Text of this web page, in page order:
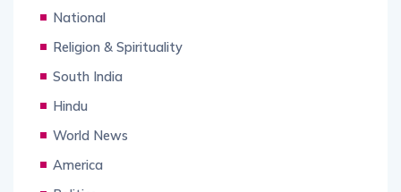
National
Religion & Spirituality
South India
Hindu
World News
America